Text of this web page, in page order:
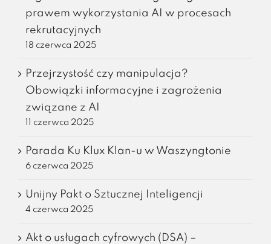
prawem wykorzystania AI w procesach
rekrutacyjnych
18 czerwca 2025
Przejrzystość czy manipulacja?
Obowiązki informacyjne i zagrożenia
związane z AI
11 czerwca 2025
Parada Ku Klux Klan-u w Waszyngtonie
6 czerwca 2025
Unijny Pakt o Sztucznej Inteligencji
4 czerwca 2025
Akt o usługach cyfrowych (DSA) –